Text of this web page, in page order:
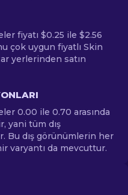
fiyatı $0.25 ile $2.56
çok uygun fiyatlı Skin
yerlerinden satın
0.00 ile 0.70 arasında
yani tüm dış
Bu dış görünümlerin her
varyantı da mevcuttur.